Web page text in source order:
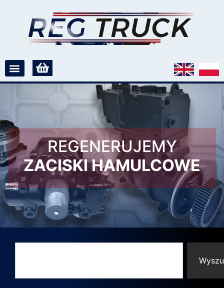
REGENERUJEMY
ZACISKI HAMULCOWE